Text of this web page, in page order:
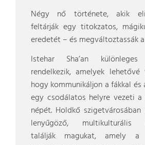
Négy nő története, akik
feltárják egy titokzatos,
eredetét – és megváltoztassák
Istehar Sha’an különleges
rendelkezik, amelyek lehetővé
hogy kommunikáljon a fákkal és
egy csodálatos helyre vezeti a
népét. Holdkő szigetvárosában
lenyűgöző, multikulturális
találják magukat, amely